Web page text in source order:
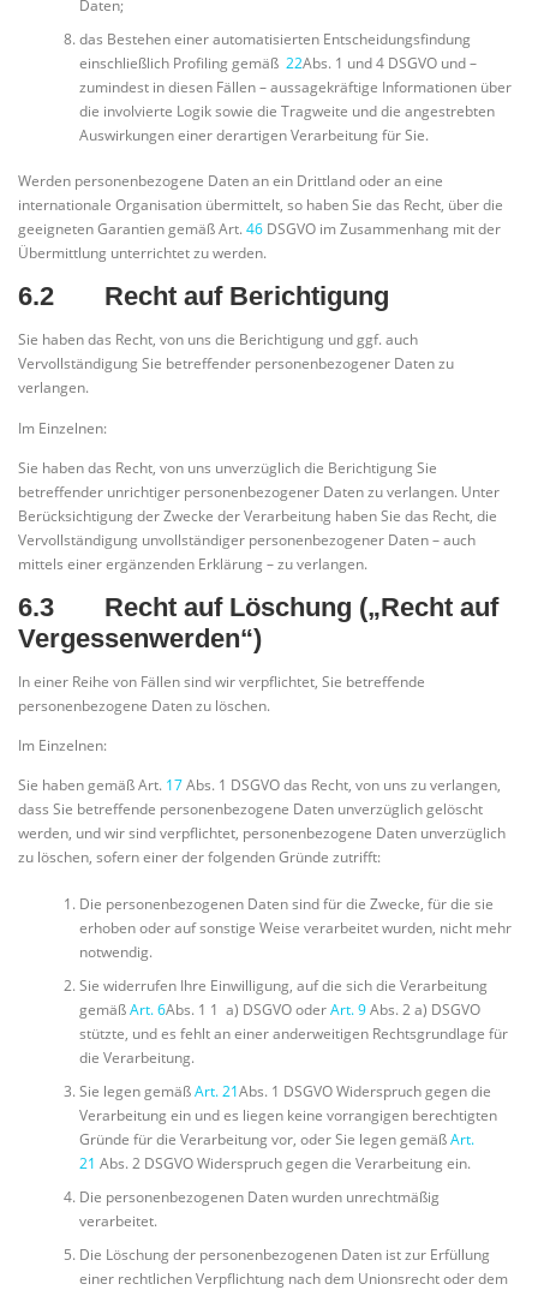
Daten;
das Bestehen einer automatisierten Entscheidungsfindung
einschließlich Profiling gemäß 22Abs. 1 und 4 DSGVO und –
zumindest in diesen Fällen – aussagekräftige Informationen über
die involvierte Logik sowie die Tragweite und die angestrebten
Auswirkungen einer derartigen Verarbeitung für Sie.
Werden personenbezogene Daten an ein Drittland oder an eine
internationale Organisation übermittelt, so haben Sie das Recht, über die
geeigneten Garantien gemäß Art. 46 DSGVO im Zusammenhang mit der
Übermittlung unterrichtet zu werden.
6.2 Recht auf Berichtigung
Sie haben das Recht, von uns die Berichtigung und ggf. auch
Vervollständigung Sie betreffender personenbezogener Daten zu
verlangen.
Im Einzelnen:
Sie haben das Recht, von uns unverzüglich die Berichtigung Sie
betreffender unrichtiger personenbezogener Daten zu verlangen. Unter
Berücksichtigung der Zwecke der Verarbeitung haben Sie das Recht, die
Vervollständigung unvollständiger personenbezogener Daten – auch
mittels einer ergänzenden Erklärung – zu verlangen.
6.3 Recht auf Löschung („Recht auf
Vergessenwerden“)
In einer Reihe von Fällen sind wir verpflichtet, Sie betreffende
personenbezogene Daten zu löschen.
Im Einzelnen:
Sie haben gemäß Art. 17Abs. 1 DSGVO das Recht, von uns zu verlangen,
dass Sie betreffende personenbezogene Daten unverzüglich gelöscht
werden, und wir sind verpflichtet, personenbezogene Daten unverzüglich
zu löschen, sofern einer der folgenden Gründe zutrifft:
Die personenbezogenen Daten sind für die Zwecke, für die sie
erhoben oder auf sonstige Weise verarbeitet wurden, nicht mehr
notwendig.
Sie widerrufen Ihre Einwilligung, auf die sich die Verarbeitung
gemäßArt. 6Abs. 1 1 a) DSGVO oderArt. 9Abs. 2 a) DSGVO
stützte, und es fehlt an einer anderweitigen Rechtsgrundlage für
die Verarbeitung.
Sie legen gemäßArt. 21Abs. 1 DSGVO Widerspruch gegen die
Verarbeitung ein und es liegen keine vorrangigen berechtigten
Gründe für die Verarbeitung vor, oder Sie legen gemäßArt.
21 Abs. 2 DSGVO Widerspruch gegen die Verarbeitung ein.
Die personenbezogenen Daten wurden unrechtmäßig
verarbeitet.
Die Löschung der personenbezogenen Daten ist zur Erfüllung
einer rechtlichen Verpflichtung nach dem Unionsrecht oder dem